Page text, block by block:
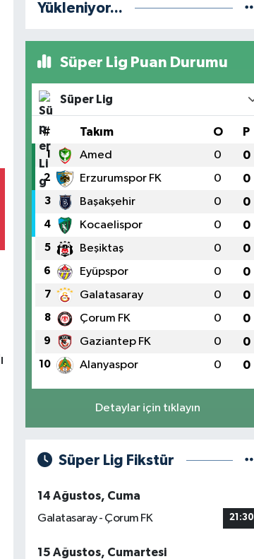
Yükleniyor...
Süper Lig Puan Durumu
Süper Lig
# Takım O P
1 Amed 0 0
2 Erzurumspor FK 0 0
3 Başakşehir 0 0
4 Kocaelispor 0 0
5 Beşiktaş 0 0
6 Eyüpspor 0 0
7 Galatasaray 0 0
8 Çorum FK 0 0
9 Gaziantep FK 0 0
10 Alanyaspor 0 0
Detaylar için tıklayın
Süper Lig Fikstür
14 Ağustos, Cuma
Galatasaray - Çorum FK
21:30
15 Ağustos, Cumartesi